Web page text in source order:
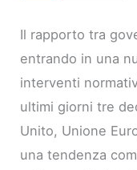
Il rapporto tra
entrando in una
interventi
ultimi giorni tre
Unito, Unione
una tendenza